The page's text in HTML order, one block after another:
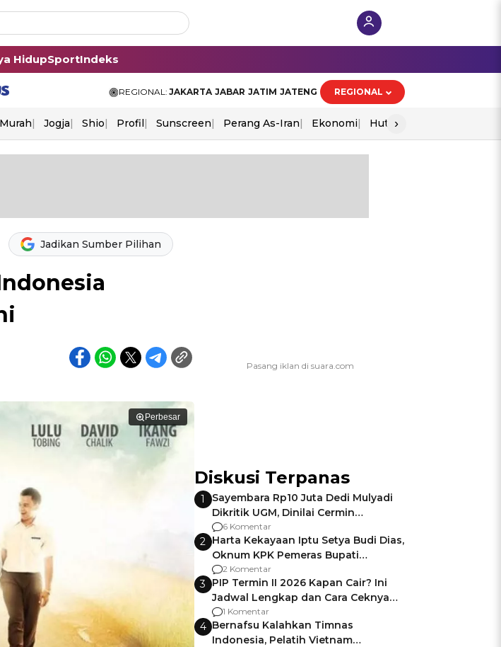
HidupSportIndeks
REGIONAL: JAKARTA JABAR JATIM JATENG REGIONAL
Jogja Shio Profil Sunscreen Perang As-Iran Ekonomi Hut Ri
›
Jadikan Sumber Pilihan
Perbesar
Diskusi Terpanas
1
Sayembara Rp10 Juta Dedi Mulyadi
Dikritik UGM, Dinilai Cermin
Gagalnya Negara Jamin Keamanan
6 Komentar
2 Harta Kekayaan Iptu Setya Budi Dias,
Oknum KPK Pemeras Bupati
Pemalang
2 Komentar
3 PIP Termin II 2026 Kapan Cair? Ini
Jadwal Lengkap dan Cara Ceknya
agar Dana Tidak Hangus!
1 Komentar
4 Bernafsu Kalahkan Timnas
Indonesia, Pelatih Vietnam